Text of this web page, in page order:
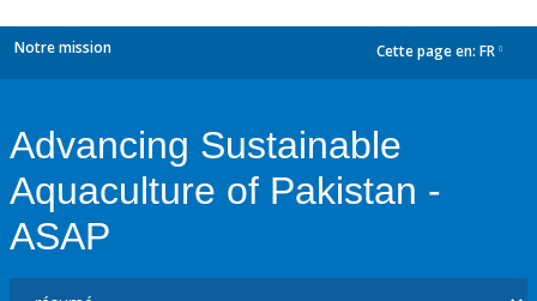
Notre mission Cette page en: FR
Advancing Sustainable
Aquaculture of Pakistan -
ASAP